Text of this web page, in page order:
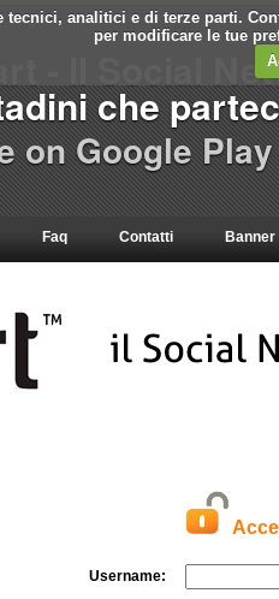
tecnici, analitici e di terze parti.
per modificare le tue
Faq Contatti Banner
Username:
- Il Social
che
on Google Play